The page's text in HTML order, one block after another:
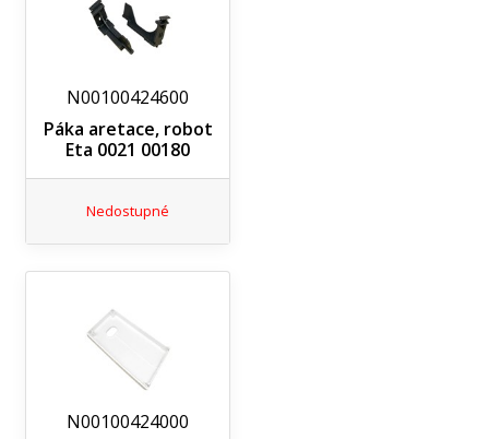
N00100424600
Páka aretace, robot
Eta 0021 00180
Nedostupné
N00100424000